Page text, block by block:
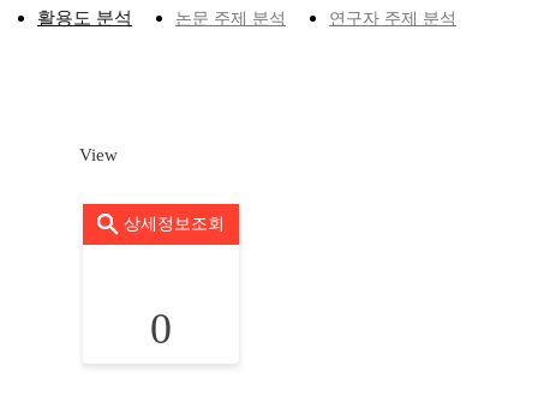
활용도 분석 논문 주제 분석 연구자 주제 분석
View
상세정보조회
0